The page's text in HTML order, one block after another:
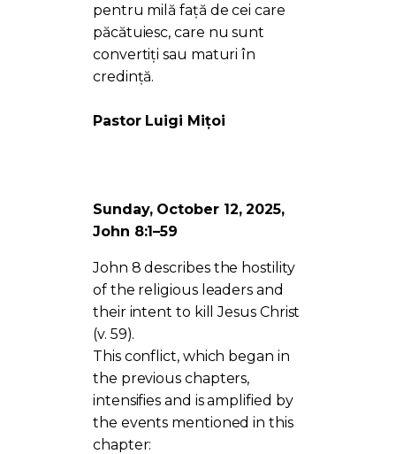
pentru milă față de cei care
păcătuiesc, care nu sunt
convertiți sau maturi în
credință.
Pastor Luigi Mițoi
Sunday, October 12, 2025,
John 8:1–59
John 8 describes the hostility
of the religious leaders and
their intent to kill Jesus Christ
(v. 59).
This conflict, which began in
the previous chapters,
intensifies and is amplified by
the events mentioned in this
chapter: